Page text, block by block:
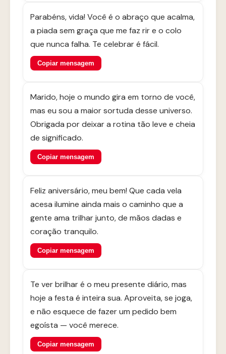
Parabéns, vida! Você é o abraço que acalma,
a piada sem graça que me faz rir e o colo
que nunca falha. Te celebrar é fácil.
Copiar mensagem
Marido, hoje o mundo gira em torno de você,
mas eu sou a maior sortuda desse universo.
Obrigada por deixar a rotina tão leve e cheia
de significado.
Copiar mensagem
Feliz aniversário, meu bem! Que cada vela
acesa ilumine ainda mais o caminho que a
gente ama trilhar junto, de mãos dadas e
coração tranquilo.
Copiar mensagem
Te ver brilhar é o meu presente diário, mas
hoje a festa é inteira sua. Aproveita, se joga,
e não esquece de fazer um pedido bem
egoísta — você merece.
Copiar mensagem